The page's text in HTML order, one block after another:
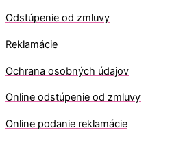
Odstúpenie od zmluvy
Reklamácie
Ochrana osobných údajov
Online odstúpenie od zmluvy
Online podanie reklamácie